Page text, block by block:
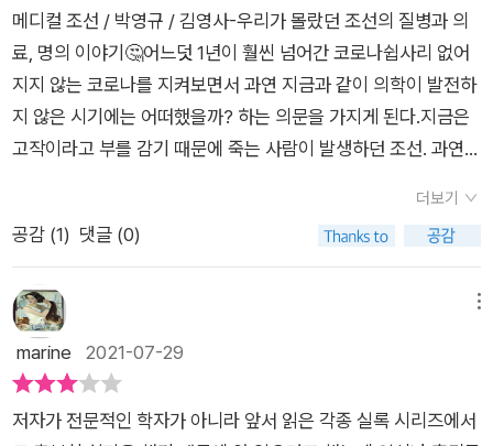
병에 시달렸다. 그를 괴롭힌 대표적인 질병은 종기, 눈병, 치통,
인후증 등이었다고 한다. 화병 까지 있었다. 폐위될 다시 광해군
은 여전히 종기에 시달리고 있었다. 그렇게 종기 치료도 마치지
못한 상태에서 강화도와 제주도를 전전하며 유배 생활을 해야 했
다. 하지만 오히려 유배지에서 건강을 회복했다. 67세까지 장수
했다. 수많은 스트레스에서 벗어나면서 화병도 나았을 것이다. 폐
위 된 것이 오히려 장수의 비결이 된 셈이다. 팬데믹 시대이다.
이 들 정도로 바이러스 질병의 전파속도는 점점 더 빨라지고 있
다. 조선시대 우리 선조들은 어떤 질병으로 고통 받았고, 그 질병
들은 사회와 국가를 어떻게 변화시켰는가 되돌아보는 계기가 된
다. 의료적 관점에서 보는 조선의 역사이다. “출판사에서 도
서를 지원 받아 작성한 리뷰”
되지 않아 감기를 무척 두려워했습니다. 감기에 걸렸다고 하면 관
리들은 출근하지 않아도 될 정도였고, 아끼는 신하가 감기에 걸리
면 왕은 어의를 보내주기도 했습니다. 세종도 사신을 만나지 않으
려 할 때 핑계로 삼을 정도로 조선인에겐 두려운 질병이었습니다.
<메디컬 조선>에서 정리한 조선시대 10대 질병은 감기 외에도
리아), 염병(장티푸스), 나병(한센병)이 있습니다. 우리가 요즘도
흔히 쓰는 말인 '학을 떼다', '염병하네'가 어디에서 유래되었는지
도 알 수 있습니다. 지금도 심각한 병을 그때는 어떻게 치료했는
지, 현재 의학 수준에서 이제는 쉽게 치료할 수 있는 질병들을 그
때는 치료제 없이 어떻게 대처했는지 살펴볼 수 있습니다.치질이
10대 질병에 포함된 건 의외였는데 없는 집이 드물었고, 고질병
니다. 태종은 종기 때문에 세종에게 왕위 선위하겠다는 말을 했
과의 왕성한 성생활로 성병도 있었다. 하지만 가장 힘들었던 대표
적인 병은 소갈증 지금의 당뇨였다. 당뇨로 인한 각종 합병증으로
눈이 보이지 않아 독서에 어려움이 있었고, 풍습병이라고 불리는
지금의 관절통은 언제나 함께였다. ​결국 말년에는 중풍마저 겹쳐
죽음을 맞이했다. 당뇨는 식단 조절이 중요한데 온갖 진상을 받는
왕의 입장에서 음식 관리는 할 수 없었을 것이다. 너무 좋은 것만
먹고 운동을 하지 않은 결과 생기는 부자병이 세종을 덮쳤다. ​그
(당뇨), 중풍(뇌졸중), 홍역, 천연두, 학질(말라리아), 염병(장티
푸스), 나병(한센병) 등이다. 지금의 의사인 어의나 수태의, 수의
등은 양반 출신이 아닌 사람이 많았고 지금처럼 대우받지 못하고
천한 직업으로 인식되었다. 게다가 말을 돌볼 수 있는 마의도 겸
직해야 했기에 의관의 수는 많지 않았다. ​조선시대에는 홍역, 장
메디컬 조선 / 박영규 / 김영사-우리가 몰랐던 조선의 질병과 의
료, 명의 이야기🤔어느덧 1년이 훨씬 넘어간 코로나쉽사리 없어
지지 않는 코로나를 지켜보면서 과연 지금과 같이 의학이 발전하
지 않은 시기에는 어떠했을까? 하는 의문을 가지게 된다.지금은
고작이라고 부를 감기 때문에 죽는 사람이 발생하던 조선. 과연
는 역사' 시리즈를 통하여 역사를 소개하던 박영규 님의 신작으로
조선의 질병과 의료, 명의에 대하여 이야기한다. 다시금 조선왕조
지만 아주 세세한 것까지 기록한 실록 덕분에 우리는 조선 임금의
질병과 사망 등을 추정할 수 있게 해준다.책은 실록을 바탕으로
조선의 의료 체계와 의료 시설 / 주요 질병 / 왕의 질병과 죽음 /
대장금 , 백광현과 같은 명의와 역사시간에 배우던 의서를 체계적
더보기
공감 (1) 댓글 (0)
marine 2021-07-29
저자가 전문적인 학자가 아니라 앞서 읽은 각종 실록 시리즈에서